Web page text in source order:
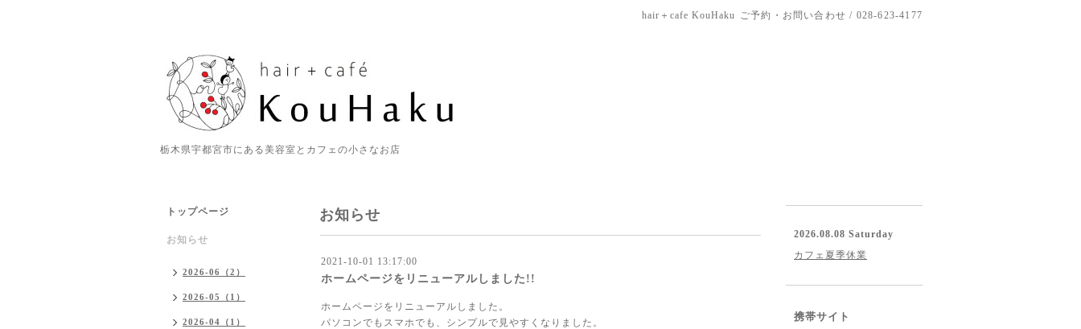
hair＋cafe KouHaku ご予約・お問い合わせ / 028-623-4177
栃木県宇都宮市にある美容室とカフェの小さなお店
お知らせ
2021-10-01 13:17:00
ホームページをリニューアルしました!!
ホームページをリニューアルしました。
パソコンでもスマホでも、シンプルで見やすくなりました。
トップページ
お知らせ
2026-06（2）
2026-05（1）
2026-04（1）
2026.08.08 Saturday
カフェ夏季休業
携帯サイト